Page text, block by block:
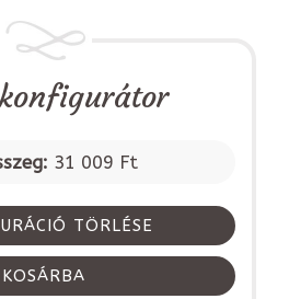
31 009 Ft
TÖRLÉSE
KOSÁRBA